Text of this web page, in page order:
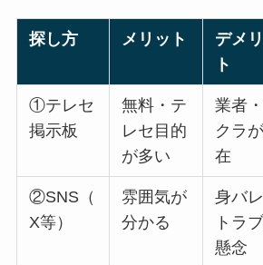
探し方 メリット
デメ
ト
①テレセ
掲示板
無料・テ
レセ目的
が多い
業者
クラ
在
②SNS（
X等）
雰囲気が
分かる
身バレ
トラ
懸念